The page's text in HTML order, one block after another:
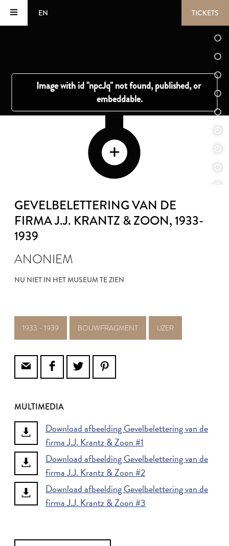
EN TICKETS
GEVELBELETTERING VAN DE
FIRMA J.J. KRANTZ & ZOON, 1933-
1939
ANONIEM
NU NIET IN HET MUSEUM TE ZIEN
1933 - 1939 BOUWFRAGMENT IJZER
MULTIMEDIA
Download afbeelding Gevelbelettering van de
firma J.J. Krantz & Zoon #1
Download afbeelding Gevelbelettering van de
firma J.J. Krantz & Zoon #2
Download afbeelding Gevelbelettering van de
firma J.J. Krantz & Zoon #3